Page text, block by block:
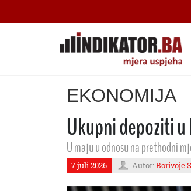
EKONOMIJA
Ukupni depoziti
U maju u odnosu na prethodni
7 juli 2026 Autor: Borivoje